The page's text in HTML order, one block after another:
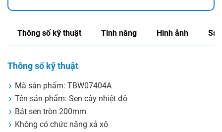
Thông số kỹ thuật Tính năng Hình ảnh
Thông số kỹ thuật
Mã sản phẩm: TBW07404A
Tên sản phẩm: Sen cây nhiệt độ
Bát sen tròn 200mm
Không có chức năng xả xô